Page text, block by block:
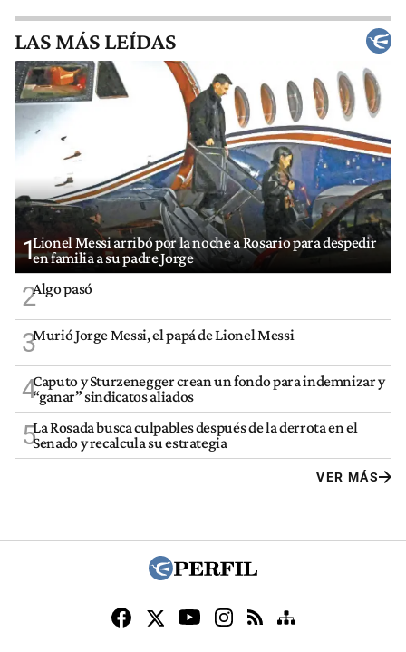
LAS MÁS LEÍDAS
1Lionel Messi arribó por la noche a Rosario para despedir
en familia a su padre Jorge
2Algo pasó
3Murió Jorge Messi, el papá de Lionel Messi
4Caputo y Sturzenegger crean un fondo para indemnizar y
“ganar” sindicatos aliados
5La Rosada busca culpables después de la derrota en el
Senado y recalcula su estrategia
VER MÁS